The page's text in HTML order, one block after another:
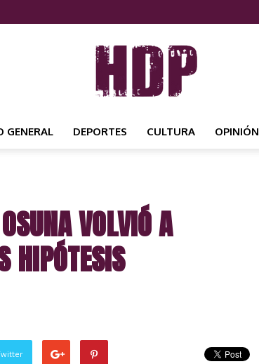
NOTICIAS
GENERAL DEPORTES CULTURA OPINIÓN
VOLVIÓ A
HIPÓTESIS